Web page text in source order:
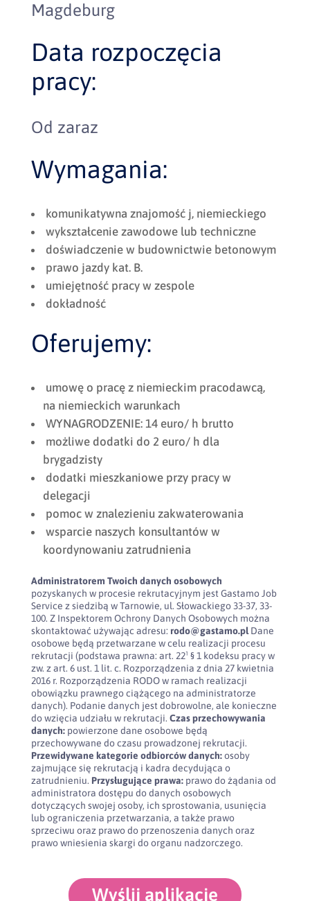
Magdeburg
Data rozpoczęcia
pracy:
Od zaraz
Wymagania:
komunikatywna znajomość j, niemieckiego
wykształcenie zawodowe lub techniczne
doświadczenie w budownictwie betonowym
prawo jazdy kat. B.
umiejętność pracy w zespole
dokładność
Oferujemy:
umowę o pracę z niemieckim pracodawcą,
na niemieckich warunkach
WYNAGRODZENIE: 14 euro/ h brutto
możliwe dodatki do 2 euro/ h dla
brygadzisty
dodatki mieszkaniowe przy pracy w
delegacji
pomoc w znalezieniu zakwaterowania
wsparcie naszych konsultantów w
koordynowaniu zatrudnienia
Administratorem Twoich danych osobowych
pozyskanych w procesie rekrutacyjnym jest Gastamo Job
Service z siedzibą w Tarnowie, ul. Słowackiego 33-37, 33-
100. Z Inspektorem Ochrony Danych Osobowych można
skontaktować używając adresu: rodo@gastamo.plDane
osobowe będą przetwarzane w celu realizacji procesu
rekrutacji (podstawa prawna: art. 22¹ § 1 kodeksu pracy w
zw. z art. 6 ust. 1 lit. c. Rozporządzenia z dnia 27 kwietnia
2016 r. Rozporządzenia RODO w ramach realizacji
obowiązku prawnego ciążącego na administratorze
danych). Podanie danych jest dobrowolne, ale konieczne
do wzięcia udziału w rekrutacji. Czas przechowywania
danych:powierzone dane osobowe będą
przechowywane do czasu prowadzonej rekrutacji.
Przewidywane kategorie odbiorców danych:osoby
zajmujące się rekrutacją i kadra decydująca o
zatrudnieniu. Przysługujące prawa:prawo do żądania od
administratora dostępu do danych osobowych
dotyczących swojej osoby, ich sprostowania, usunięcia
lub ograniczenia przetwarzania, a także prawo
sprzeciwu oraz prawo do przenoszenia danych oraz
prawo wniesienia skargi do organu nadzorczego.
Wyślij aplikację